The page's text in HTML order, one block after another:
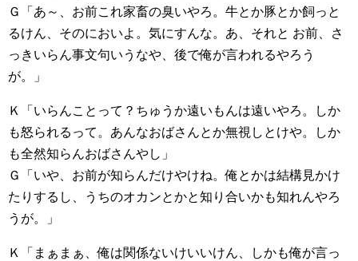
Ｇ「あ～、お前これ家畜の臭いやろ。牛とか豚とか飼っと
るけん、そのにおいよ。気にすんな。あ、それと お前、さ
っきいらん事文句いうなや、後で俺が言われるやろう
が。」
Ｋ「いらんことって？ちゅうか遠いもんは遠いやろ。しか
も怒られるって。あんなおばさんとか無視しとけや。しか
も全然知らんおばさんやし」
Ｇ「いや、お前が知らんだけやけね。俺とかは結構見かけ
たりするし、うちのオカンとかと知り合いかも知れんやろ
うが。」
Ｋ「まぁまぁ、俺は関係ないけいいけん、しかも俺が言っ